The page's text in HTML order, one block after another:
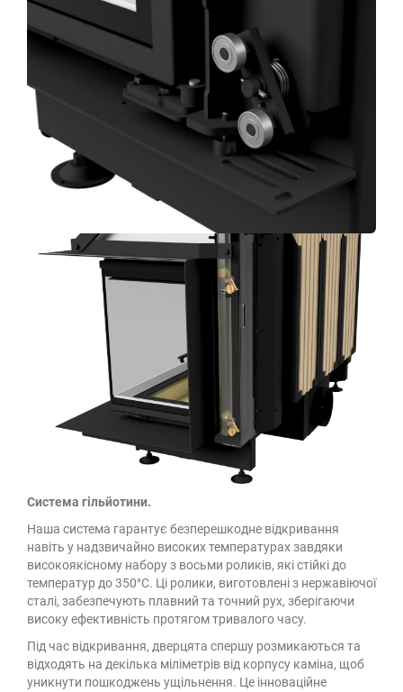
Система гільйотини.
Наша система гарантує безперешкодне відкривання
навіть у надзвичайно високих температурах завдяки
високоякісному набору з восьми роликів, які стійкі до
температур до 350°C. Ці ролики, виготовлені з нержавіючої
сталі, забезпечують плавний та точний рух, зберігаючи
високу ефективність протягом тривалого часу.
Під час відкривання, дверцята спершу розмикаються та
відходять на декілька міліметрів від корпусу каміна, щоб
уникнути пошкоджень ущільнення. Це інноваційне